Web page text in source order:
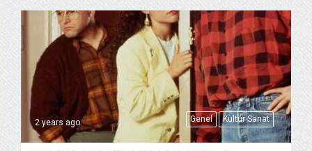
Genel Kültür Sanat
2 years ago